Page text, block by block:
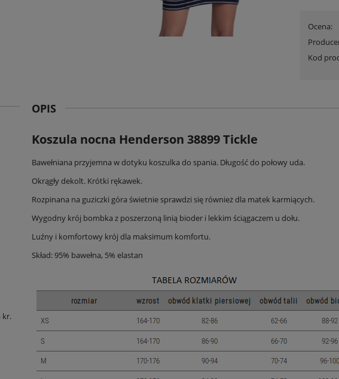
Cena regularna:
299,99 zł
Najniższa cena:
299,99 zł
kr.
Koszula henderson 44478 Edris damska kr.
DO KOSZYKA
Ocena:
Kod
OPIS
Koszula nocna Henderson 38899 Tickle
Bawełniana przyjemna w dotyku koszulka do spania. Długość do połowy uda.
Okrągły dekolt. Krótki rękawek.
Rozpinana na guziczki góra świetnie sprawdzi się również dla matek karmiących.
Wygodny krój bombka z poszerzoną linią bioder i lekkim ściągaczem u dołu.
Luźny i komfortowy krój dla maksimum komfortu.
Skład: 95% bawełna, 5% elastan